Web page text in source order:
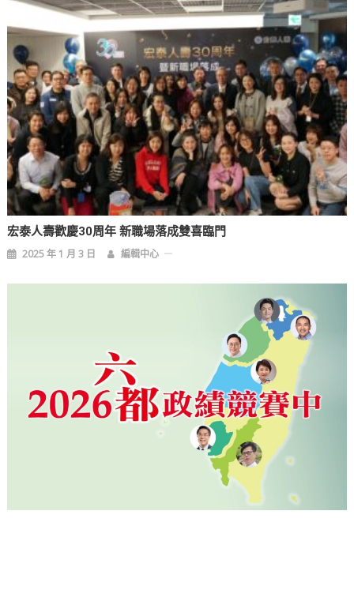
宏泰人壽歡慶30周年 新職場落成雙喜臨門
2025 年 1 月 3 日 編輯中心